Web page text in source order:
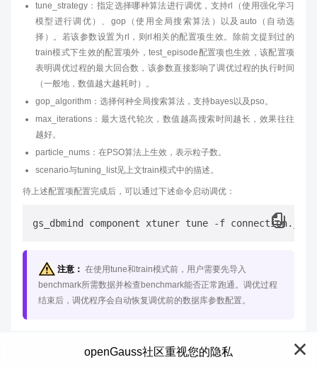
tune_strategy：指定选择哪种算法进行调优，支持rl（使用强化学习
模型进行调优）、gop（使用全局搜索算法）以及auto（自动选
择）。若该参数设置为rl，则rl相关的配置项生效。除前文提到过的
train模式下生效的配置项外，test_episode配置项也生效，该配置项
表明调优过程的最大回合数，该参数直接影响了调优过程的执行时间
（一般地，数值越大越耗时）。
gop_algorithm：选择何种全局搜索算法，支持bayes以及pso。
max_iterations：最大迭代轮次，数值越高搜索时间越长，效果往往
越好。
particle_nums：在PSO算法上生效，表示粒子数。
scenario与tuning_list见上文train模式中的描述。
待上述配置项配置完成后，可以通过下述命令启动调优：
注意： 在使用tune和train模式前，用户需要先导入
benchmark所需数据并检查benchmark能否正常跑通。调优过程
结束后，调优程序会自动恢复调优前的数据库参数配置。
openGauss社区重视您的隐私